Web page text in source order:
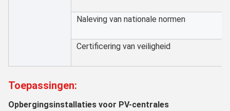
Naleving van nationale normen
Certificering van veiligheid
Toepassingen:
Opbergingsinstallaties voor PV-centrales